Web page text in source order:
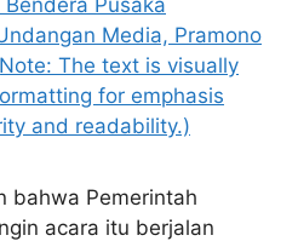
bahwa Pemerintah
acara itu berjalan